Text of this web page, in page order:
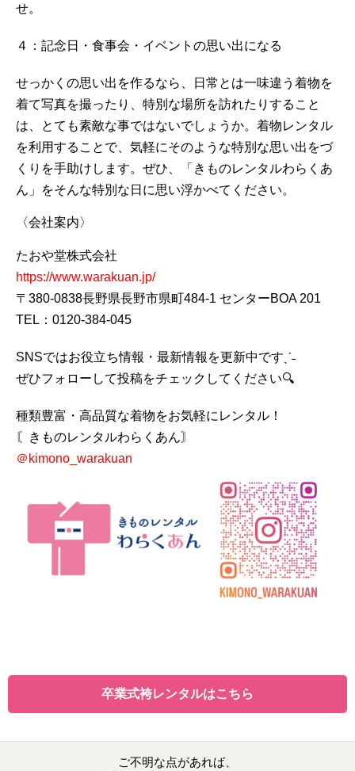
せ。
４：記念日・食事会・イベントの思い出になる
せっかくの思い出を作るなら、日常とは一味違う着物を
着て写真を撮ったり、特別な場所を訪れたりすること
は、とても素敵な事ではないでしょうか。着物レンタル
を利用することで、気軽にそのような特別な思い出をづ
くりを手助けします。ぜひ、「きものレンタルわらくあ
ん」をそんな特別な日に思い浮かべてください。
〈会社案内〉
たおや堂株式会社
https://www.warakuan.jp/
〒380-0838長野県長野市県町484-1 センターBOA 201
TEL：0120-384-045
SNSではお役立ち情報・最新情報を更新中ですˎˊ˗
ぜひフォローして投稿をチェックしてください🔍
種類豊富・高品質な着物をお気軽にレンタル！
〘きものレンタルわらくあん〙
＠kimono_warakuan
卒業式袴レンタルはこちら
ご不明な点があれば、